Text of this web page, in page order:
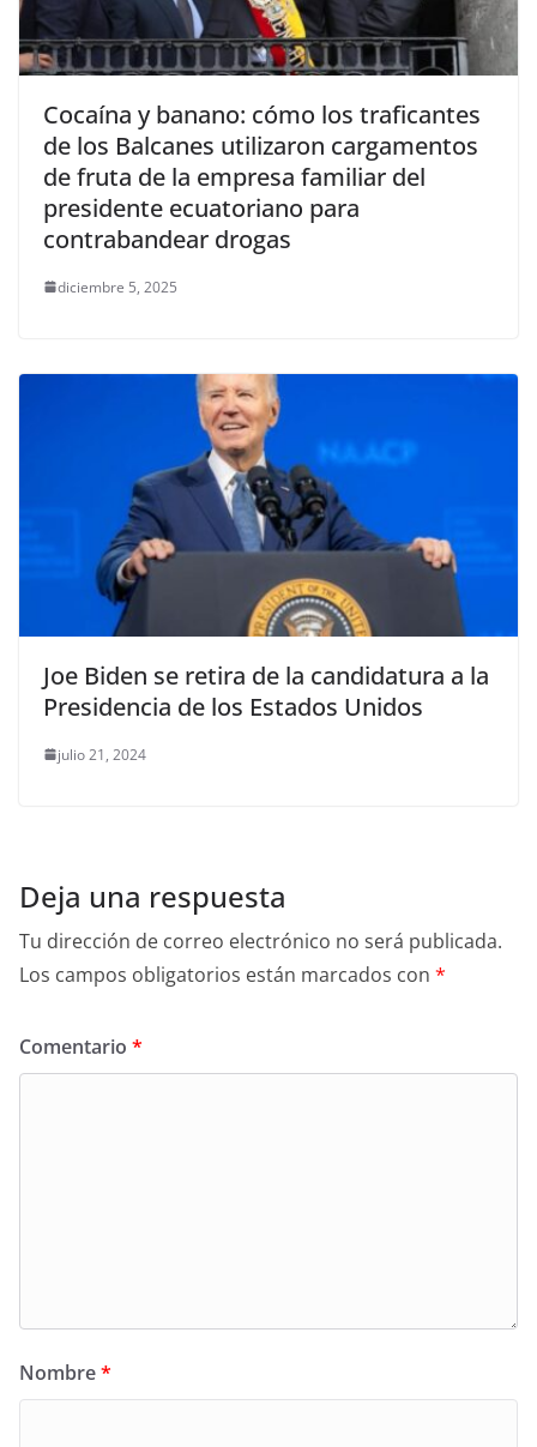
Cocaína y banano: cómo los traficantes
de los Balcanes utilizaron cargamentos
de fruta de la empresa familiar del
presidente ecuatoriano para
contrabandear drogas
diciembre 5, 2025
Joe Biden se retira de la candidatura a la
Presidencia de los Estados Unidos
julio 21, 2024
Deja una respuesta
Tu dirección de correo electrónico no será publicada.
Los campos obligatorios están marcados con *
Comentario *
Nombre*